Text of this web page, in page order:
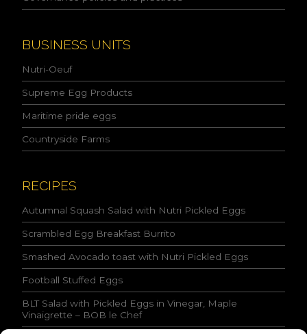
y
n
d
I
a
c
c
e
p
t
e
o
n
d
i
t
i
o
n
s
s
BUSINESS UNITS
Nutri-Oeuf
Supreme Egg Products
Maritime pride eggs
Countryside Farms
RECIPES
Autumnal Squash Salad with Nutri Pickled Eggs
Scrambled Egg Breakfast Burrito
Smashed Avocado toast with Nutri Pickled Eggs
Football Stuffed Eggs
BLT Salad with Pickled Eggs in Vinegar, Maple
Vinaigrette – BOB le Chef